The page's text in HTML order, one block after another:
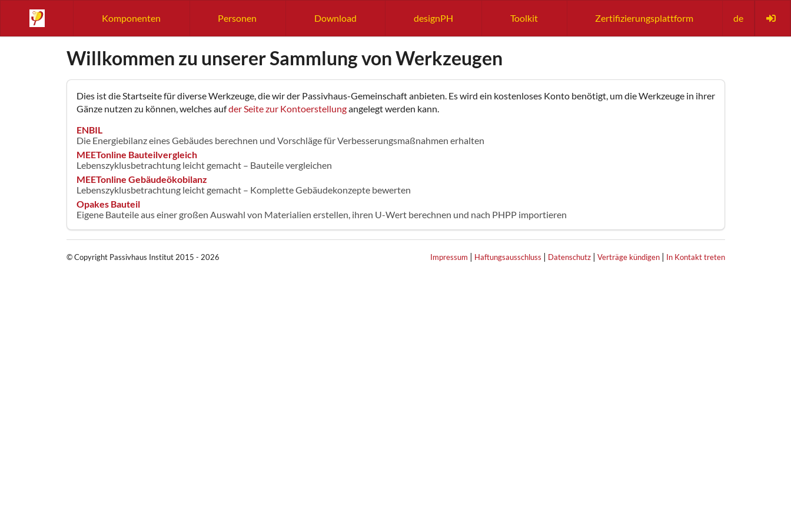
Komponenten Personen Download designPH Toolkit Zertifizierungsplattform de
Willkommen zu unserer Sammlung von Werkzeugen
Dies ist die Startseite für diverse Werkzeuge, die wir der Passivhaus-Gemeinschaft anbieten. Es wird ein kostenloses Konto benötigt, um die Werkzeuge in ihrer
Gänze nutzen zu können, welches aufder Seite zur Kontoerstellungangelegt werden kann.
ENBIL
Die Energiebilanz eines Gebäudes berechnen und Vorschläge für Verbesserungsmaßnahmen erhalten
MEETonline Bauteilvergleich
Lebenszyklusbetrachtung leicht gemacht – Bauteile vergleichen
MEETonline Gebäudeökobilanz
Lebenszyklusbetrachtung leicht gemacht – Komplette Gebäudekonzepte bewerten
Opakes Bauteil
Eigene Bauteile aus einer großen Auswahl von Materialien erstellen, ihren U-Wert berechnen und nach PHPP importieren
© Copyright Passivhaus Institut 2015 - 2026 Impressum | Haftungsausschluss | Datenschutz| Verträge kündigen| In Kontakt treten